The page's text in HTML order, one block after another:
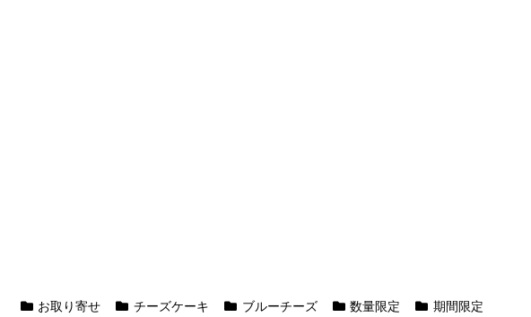
お取り寄せ チーズケーキ ブルーチーズ 数量限定 期間限定